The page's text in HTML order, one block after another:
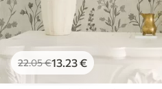
22.05€13.23€